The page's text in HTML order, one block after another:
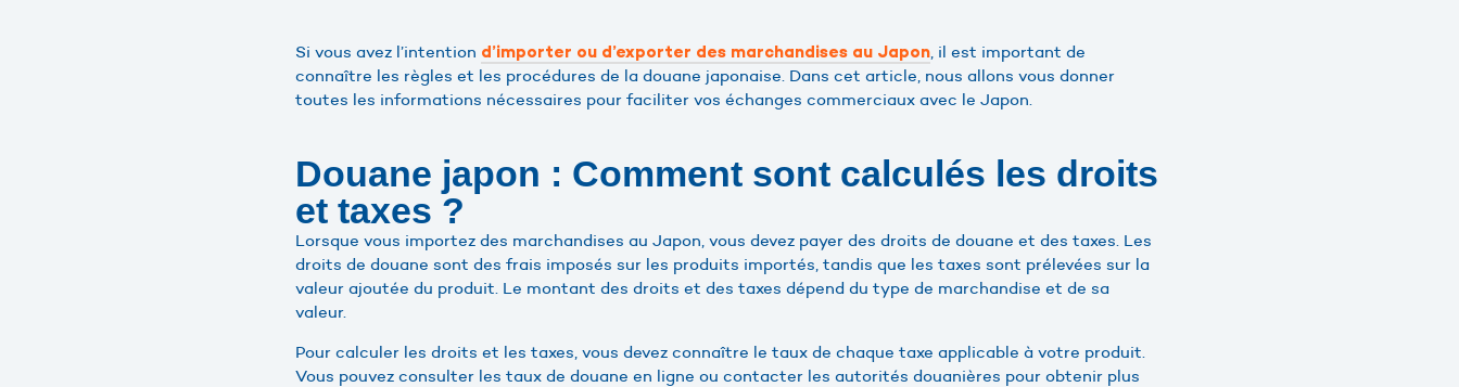
Si vous avez l’intention d’importer ou d’exporter des marchandises au Japon, il est important de
connaître les règles et les procédures de la douane japonaise. Dans cet article, nous allons vous donner
toutes les informations nécessaires pour faciliter vos échanges commerciaux avec le Japon.
Douane japon : Comment sont calculés les droits
et taxes ?
Lorsque vous importez des marchandises au Japon, vous devez payer des droits de douane et des taxes. Les
droits de douane sont des frais imposés sur les produits importés, tandis que les taxes sont prélevées sur la
valeur ajoutée du produit. Le montant des droits et des taxes dépend du type de marchandise et de sa
valeur.
Pour calculer les droits et les taxes, vous devez connaître le taux de chaque taxe applicable à votre produit.
Vous pouvez consulter les taux de douane en ligne ou contacter les autorités douanières pour obtenir plus